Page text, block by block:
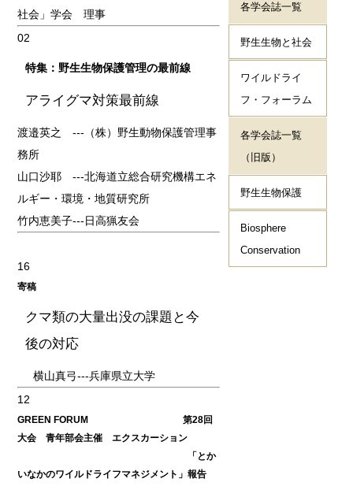
社会」学会 理事
02
特集：野生生物保護管理の最前線
アライグマ対策最前線
渡邉英之 ---（株）野生動物保護管理事
務所
山口沙耶 ---北海道立総合研究機構エネ
ルギー・環境・地質研究所
竹内恵美子---日高猟友会
16
寄稿
クマ類の大量出没の課題と今
後の対応
横山真弓---兵庫県立大学
12
GREEN FORUM 第28回
大会 青年部会主催 エクスカーション
「とか
いなかのワイルドライフマネジメント」報告
各学会誌一覧
野生生物と社会
ワイルドライ
フ・フォーラム
各学会誌一覧
（旧版）
野生生物保護
Biosphere
Conservation